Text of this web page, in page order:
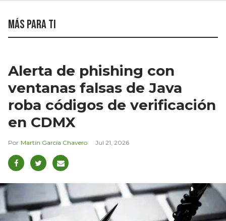
Más para ti
Alerta de phishing con
ventanas falsas de Java
roba códigos de verificación
en CDMX
Martín García Chavero Jul 21, 2026